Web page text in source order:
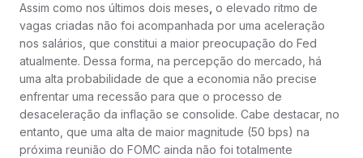
Assim como nos últimos dois meses o elevado ritmo de
vagas criadas não foi acompanhada por uma aceleração
nos salários, que constitui a maior preocupação do Fed
atualmente. Dessa forma, na percepção do mercado, há
uma alta probabilidade de que a economia não precise
enfrentar uma recessão para que o processo de
desaceleração da inflação se consolide. Cabe destacar, no
entanto, que uma alta de maior magnitude (50 bps) na
próxima reunião do FOMC ainda não foi totalmente